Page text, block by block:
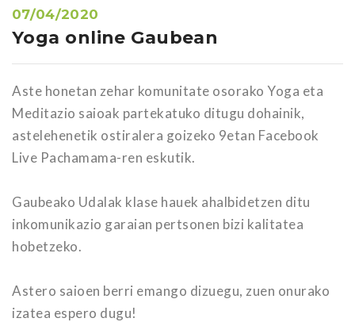
07/04/2020
Yoga online Gaubean
Aste honetan zehar komunitate osorako Yoga eta
Meditazio saioak partekatuko ditugu dohainik,
astelehenetik ostiralera goizeko 9etan Facebook
Live Pachamama-ren eskutik.
Gaubeako Udalak klase hauek ahalbidetzen ditu
inkomunikazio garaian pertsonen bizi kalitatea
hobetzeko.
Astero saioen berri emango dizuegu, zuen onurako
izatea espero dugu!